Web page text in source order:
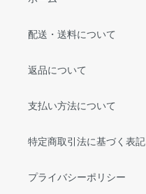
配送・送料について
返品について
支払い方法について
特定商取引法に基づく表記
プライバシーポリシー